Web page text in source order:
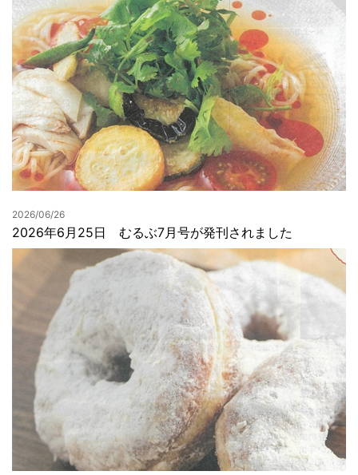
2026/06/26
2026年6月25日 むるぶ7月号が発刊されました